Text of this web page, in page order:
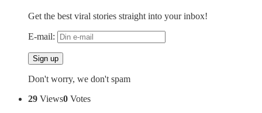
Get the best viral stories straight into your inbox!
E-mail:
Don't worry, we don't spam
29 Views0 Votes